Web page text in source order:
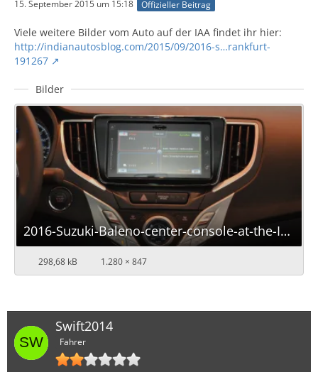
15. September 2015 um 15:18 Offizieller Beitrag
Viele weitere Bilder vom Auto auf der IAA findet ihr hier:
http://indianautosblog.com/2015/09/2016-s…rankfurt-
191267
Bilder
2016-Suzuki-Baleno-center-console-at-the-IAA-2015.jpg
298,68 kB 1.280 × 847
Swift2014
Fahrer